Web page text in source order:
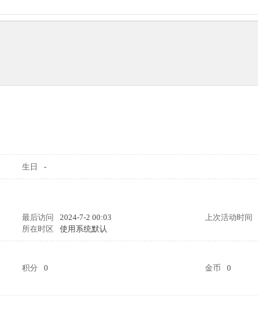
生日 -
最后访问 2024-7-2 00:03 上次活动时间
所在时区 使用系统默认
积分 0 金币 0